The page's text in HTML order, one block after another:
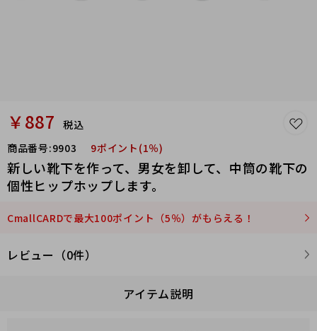
￥887
税込
商品番号:9903 9ポイント(1％)
新しい靴下を作って、男女を卸して、中筒の靴下の
個性ヒップホップします。
CmallCARDで最大100ポイント（5％）がもらえる！
レビュー（0件）
アイテム説明